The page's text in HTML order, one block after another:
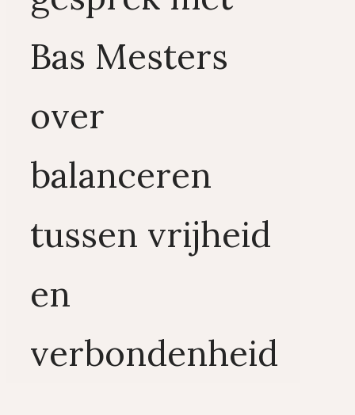
Bas Mesters
over
balanceren
tussen vrijheid
en
verbondenheid